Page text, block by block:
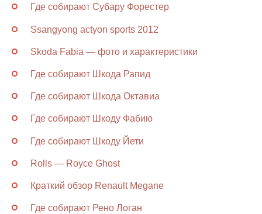
Где собирают Субару Форестер
Ssangyong actyon sports 2012
Skoda Fabia — фото и характеристики
Где собирают Шкода Рапид
Где собирают Шкода Октавиа
Где собирают Шкоду Фабию
Где собирают Шкоду Йети
Rolls — Royce Ghost
Краткий обзор Renault Megane
Где собирают Рено Логан